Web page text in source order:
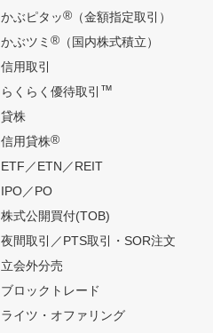
かぶピタッ®（金額指定取引）
かぶツミ ®（国内株式積立）
信用取引
らくらく優待取引 ™
貸株
信用貸株®
ETF／ETN／REIT
IPO／PO
株式公開買付(TOB)
夜間取引／PTS取引・SOR注文
立会外分売
ブロックトレード
ライツ・オファリング